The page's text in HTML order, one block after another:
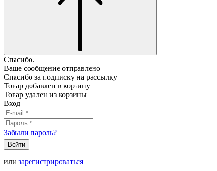
Спасибо.
Ваше сообщение отправлено
Спасибо за подписку на рассылку
Товар добавлен в корзину
Товар удален из корзины
Вход
Забыли пароль?
Войти
или зарегистрироваться